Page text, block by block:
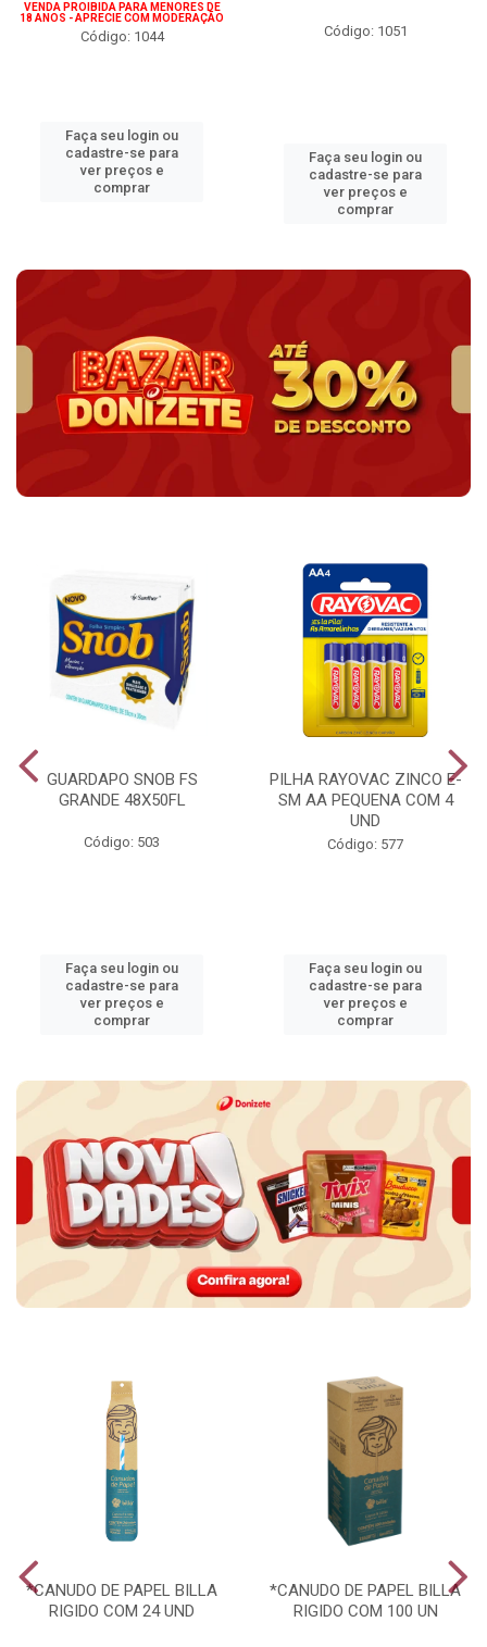
VENDA PROIBIDA PARA MENORES DE
18 ANOS - APRECIE COM MODERAÇÃO
Código: 1044
Faça seu login ou
cadastre-se para
ver preços e
comprar
Código: 1051
Faça seu login ou
cadastre-se para
ver preços e
comprar
GUARDAPO SNOB FS
GRANDE 48X50FL
Código: 503
Faça seu login ou
cadastre-se para
ver preços e
comprar
PILHA RAYOVAC ZINCO E-
SM AA PEQUENA COM 4
UND
Código: 577
Faça seu login ou
cadastre-se para
ver preços e
comprar
*CANUDO DE PAPEL BILLA
RIGIDO COM 24 UND
*CANUDO DE PAPEL BILLA
RIGIDO COM 100 UN